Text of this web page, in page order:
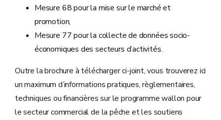
Mesure 68 pour la mise sur le marché et
promotion,
Mesure 77 pour la collecte de données socio-
économiques des secteurs d’activités.
Outre la brochure à télécharger ci-joint, vous trouverez ici
un maximum d’informations pratiques, règlementaires,
techniques ou financières sur le programme wallon pour
le secteur commercial de la pêche et les soutiens